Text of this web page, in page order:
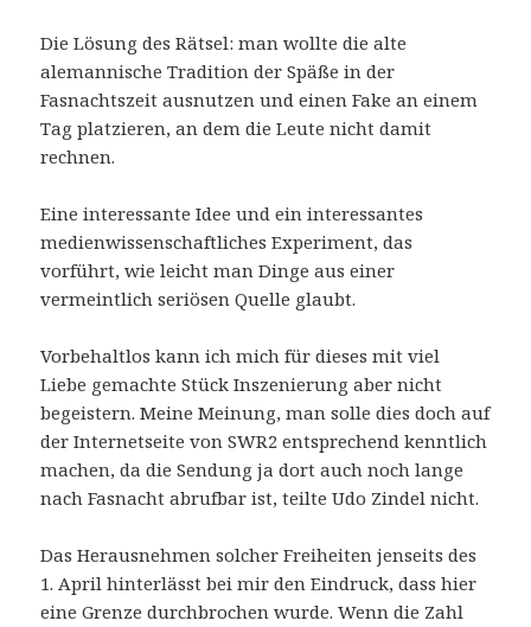
Die Lösung des Rätsel: man wollte die alte
alemannische Tradition der Späße in der
Fasnachtszeit ausnutzen und einen Fake an einem
Tag platzieren, an dem die Leute nicht damit
rechnen.
Eine interessante Idee und ein interessantes
medienwissenschaftliches Experiment, das
vorführt, wie leicht man Dinge aus einer
vermeintlich seriösen Quelle glaubt.
Vorbehaltlos kann ich mich für dieses mit viel
Liebe gemachte Stück Inszenierung aber nicht
begeistern. Meine Meinung, man solle dies doch auf
der Internetseite von SWR2 entsprechend kenntlich
machen, da die Sendung ja dort auch noch lange
nach Fasnacht abrufbar ist, teilte Udo Zindel nicht.
Das Herausnehmen solcher Freiheiten jenseits des
1. April hinterlässt bei mir den Eindruck, dass hier
eine Grenze durchbrochen wurde. Wenn die Zahl